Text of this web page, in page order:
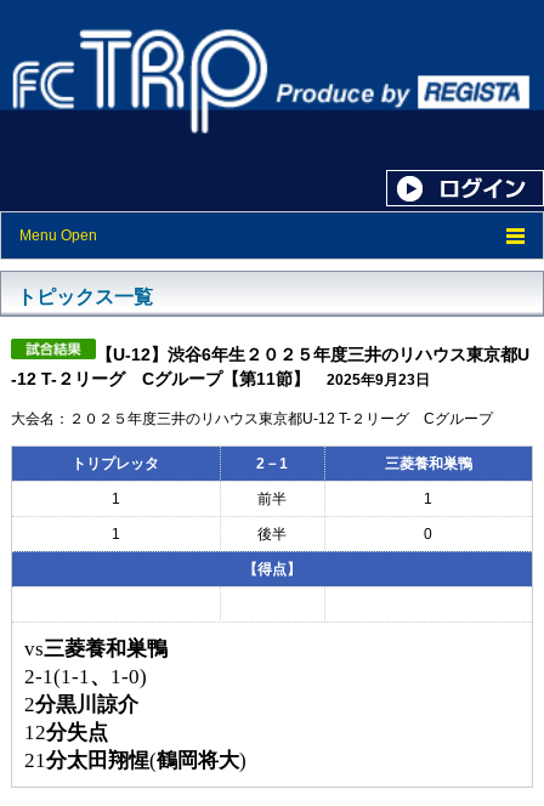
Menu Open
スケジュール
スタッフ紹介
フォトアルバム
ブログ
プロフィール
リンク
トピックス一覧
【U-12】渋谷6年生２０２５年度三井のリハウス東京都U
-12 T-２リーグ Cグループ【第11節】
2025年9月23日
大会名：２０２５年度三井のリハウス東京都U-12 T-２リーグ Cグループ
トリプレッタ 2－1 三菱養和巣鴨
1 前半 1
1 後半 0
【得点】
vs三菱養和巣鴨
2-1(1-1、 1-0)
2分黒川諒介
12分失点
21分太田翔惺(鶴岡将大)